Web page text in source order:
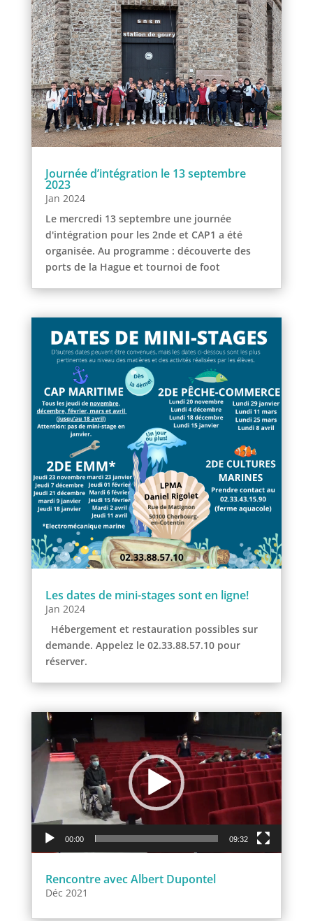
Journée d’intégration le 13 septembre
2023
Jan 2024
Le mercredi 13 septembre une journée
d'intégration pour les 2nde et CAP1 a été
organisée. Au programme : découverte des
ports de la Hague et tournoi de foot
Les dates de mini-stages sont en ligne!
Jan 2024
Hébergement et restauration possibles sur
demande. Appelez le 02.33.88.57.10 pour
réserver.
Lecteur
vidéo
00:00 09:32
Rencontre avec Albert Dupontel
Déc 2021